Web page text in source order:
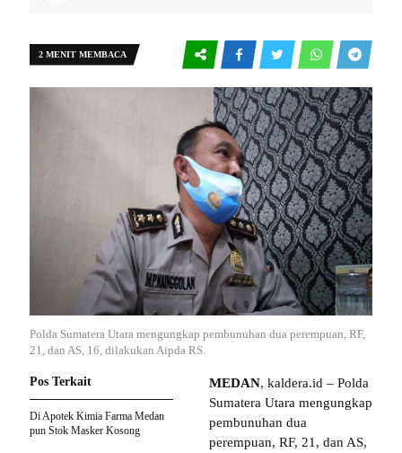
2 MENIT MEMBACA
Polda Sumatera Utara mengungkap pembunuhan dua perempuan, RF,
21, dan AS, 16, dilakukan Aipda RS.
MEDAN, kaldera.id – Polda
Sumatera Utara mengungkap
pembunuhan dua
perempuan, RF, 21, dan AS,
Pos Terkait
Di Apotek Kimia Farma Medan
pun Stok Masker Kosong